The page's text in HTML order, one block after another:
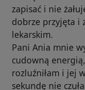
zapisać i nie
dobrze przyjęta i
lekarskim.
Pani Ania mnie
cudowną
rozluźniłam i jej
sekundę nie